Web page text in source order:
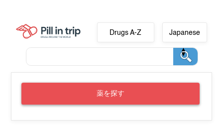
Drugs A-Z Japanese
薬を探す